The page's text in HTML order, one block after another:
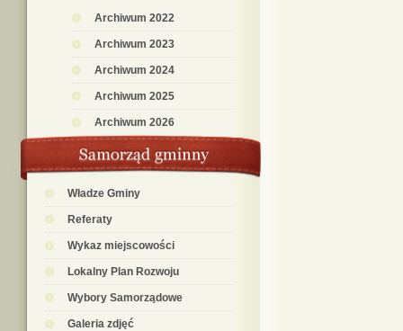
Archiwum 2022
Archiwum 2023
Archiwum 2024
Archiwum 2025
Archiwum 2026
Władze Gminy
Referaty
Wykaz miejscowości
Lokalny Plan Rozwoju
Wybory Samorządowe
Galeria zdjęć